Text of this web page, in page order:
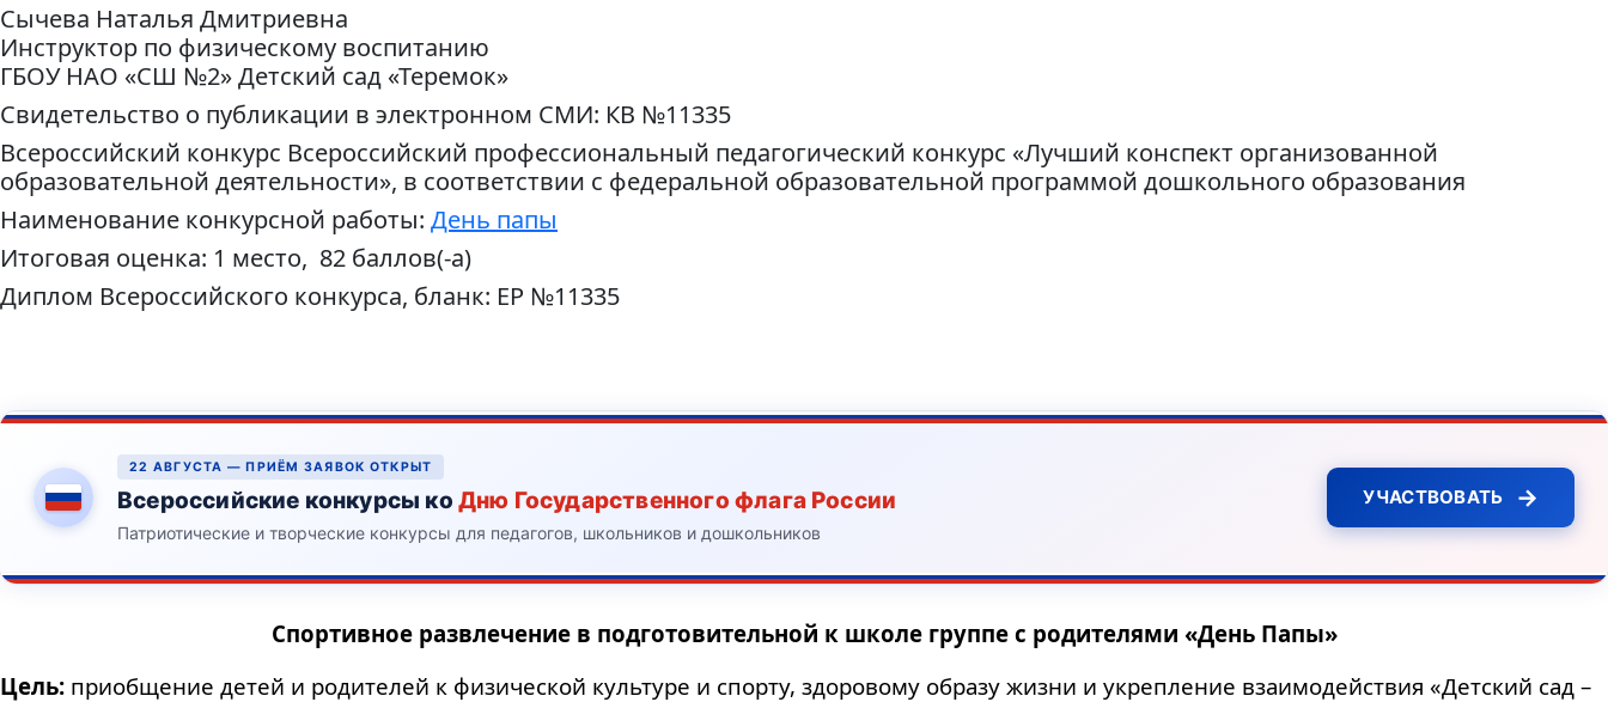
Сычева Наталья Дмитриевна
Инструктор по физическому воспитанию
ГБОУ НАО «СШ №2» Детский сад «Теремок»
Свидетельство о публикации в электронном СМИ: КВ №11335
Всероссийский конкурс Всероссийский профессиональный педагогический конкурс «Лучший конспект организованной
образовательной деятельности», в соответствии с федеральной образовательной программой дошкольного образования
Наименование конкурсной работы: День папы
Итоговая оценка: 1 место, 82 баллов(-а)
Диплом Всероссийского конкурса, бланк: ЕР №11335
22 АВГУСТА — ПРИЁМ ЗАЯВОК ОТКРЫТ
Всероссийские конкурсы ко Дню Государственного флага России
Патриотические и творческие конкурсы для педагогов, школьников и дошкольников
УЧАСТВОВАТЬ →
Спортивное развлечение в подготовительной к школе группе с родителями «День Папы»
Цель: приобщение детей и родителей к физической культуре и спорту, здоровому образу жизни и укрепление взаимодействия «Детский сад –